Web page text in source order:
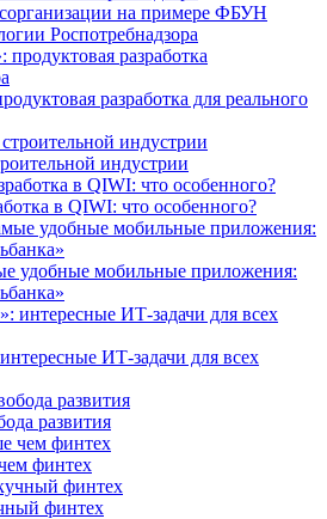
на примере ФБУН
Роспотребнадзора
разработка для реального
индустрии
в QIWI: что особенного?
удобные мобильные приложения:
ИТ-задачи для всех
развития
финтех
финтех